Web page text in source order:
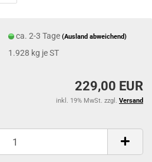
ca. 2-3 Tage(Ausland abweichend)
1.928 kg je ST
229,00 EUR
inkl. 19% MwSt. zzgl. Versand